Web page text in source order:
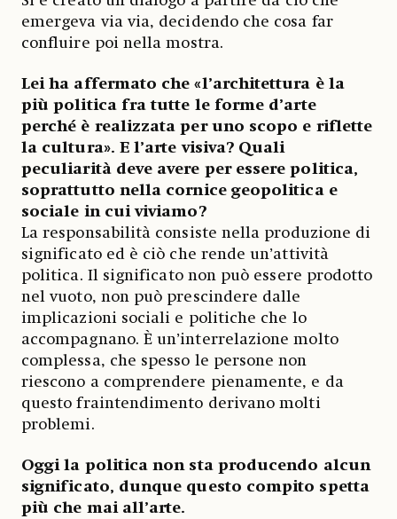
emergeva via via, decidendo che cosa far
confluire poi nella mostra.
Lei ha affermato che «l’architettura è la
più politica fra tutte le forme d’arte
perché è realizzata per uno scopo e riflette
la cultura». E l’arte visiva? Quali
peculiarità deve avere per essere politica,
soprattutto nella cornice geopolitica e
sociale in cui viviamo?
La responsabilità consiste nella produzione di
significato ed è ciò che rende un’attività
politica. Il significato non può essere prodotto
nel vuoto, non può prescindere dalle
implicazioni sociali e politiche che lo
accompagnano. È un’interrelazione molto
complessa, che spesso le persone non
riescono a comprendere pienamente, e da
questo fraintendimento derivano molti
problemi.
Oggi la politica non sta producendo alcun
significato, dunque questo compito spetta
più che mai all’arte.